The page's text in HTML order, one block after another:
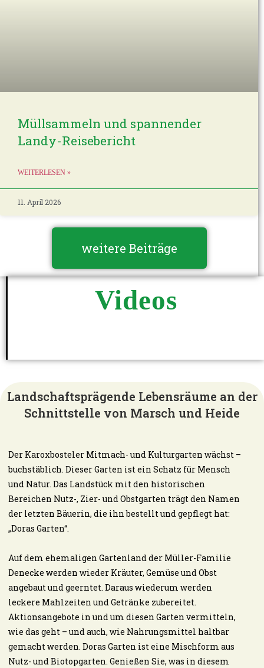
Müllsammeln und spannender
Landy-Reisebericht
WEITERLESEN »
11. April 2026
weitere Beiträge
Videos
Landschaftsprägende Lebensräume an der
Schnittstelle von Marsch und Heide
Der Karoxbosteler Mitmach- und Kulturgarten wächst –
buchstäblich. Dieser Garten ist ein Schatz für Mensch
und Natur. Das Landstück mit den historischen
Bereichen Nutz-, Zier- und Obstgarten trägt den Namen
der letzten Bäuerin, die ihn bestellt und gepflegt hat:
„Doras Garten“.
Auf dem ehemaligen Gartenland der Müller-Familie
Denecke werden wieder Kräuter, Gemüse und Obst
angebaut und geerntet. Daraus wiederum werden
leckere Mahlzeiten und Getränke zubereitet.
Aktionsangebote in und um diesen Garten vermitteln,
wie das geht – und auch, wie Nahrungsmittel haltbar
gemacht werden. Doras Garten ist eine Mischform aus
Nutz- und Biotopgarten. Genießen Sie, was in diesem